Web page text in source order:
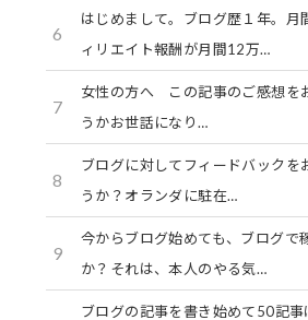
6
はじめまして。ブログ歴１年。月
ィリエイト報酬が月間12万…
7
女性の方へ この記事のご感想を
うかお世話になり…
8
ブログに対してフィードバックを
うか？オランダに駐在…
9
今からブログ始めても、ブログで
か？それは、本人のやる気…
ブログの記事を書き始めて50記事